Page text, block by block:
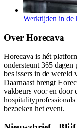
Werktijden in de
Over Horecava
Horecava is hét
ondersteunt 365 dagen
beslissers in de wereld
Daarnaast brengt
vakbeurs voor en door
bezoeken het event.